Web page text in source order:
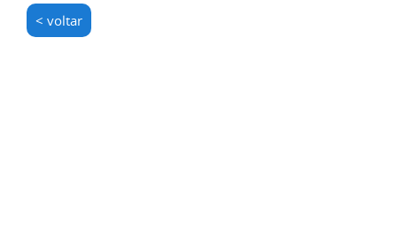
< voltar